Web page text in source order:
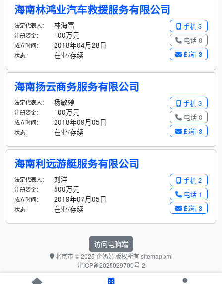
海南林鸿业汽车救援服务有限公司
手机 3
电话 0
邮箱 3
法定代表人： 林海富
注册资金： 100万元
成立时间： 2018年04月28日
状态: 在业/存续
海南扬云商务服务有限公司
手机 3
电话 0
邮箱 3
法定代表人： 杨敏婷
注册资金： 100万元
成立时间： 2018年09月05日
状态: 在业/存续
海南利远游艇服务有限公司
手机 2
电话 1
邮箱 3
法定代表人： 刘洋
注册资金： 500万元
成立时间： 2019年07月05日
状态: 在业/存续
访问电脑端
北京市© 2025 企奶奶 版权所有sitemap.xml
津ICP备2025029700号-2